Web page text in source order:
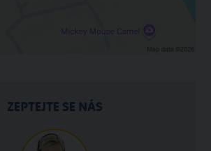
ZEPTEJTE SE NÁS